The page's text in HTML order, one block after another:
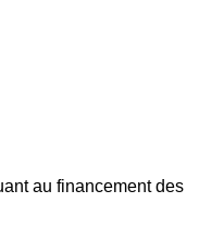
au financement des